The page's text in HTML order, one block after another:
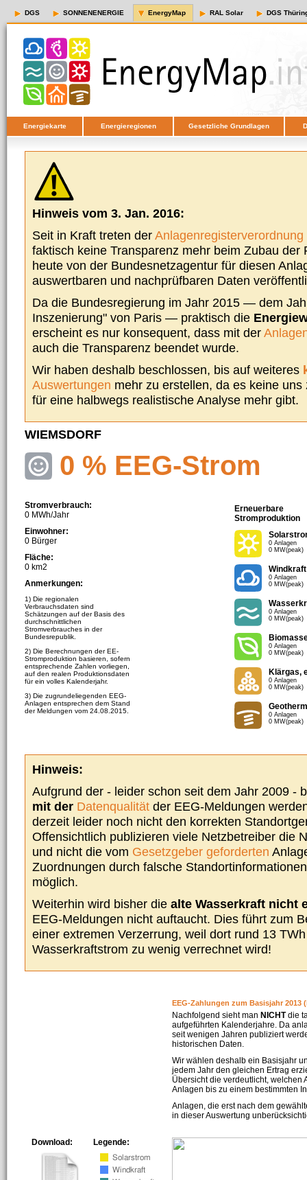
DGS SONNENENERGIE EnergyMap RAL Solar DGS
Energiekarte Energieregionen Gesetzliche Grundlagen
Hinweis vom 3. Jan. 2016:
Seit in Kraft treten derAnlagenregisterverordnung
faktisch keine Transparenz mehr beim Zubau der
heute von der Bundesnetzagentur für diesen
auswertbaren und nachprüfbaren Daten
Da die Bundesregierung im Jahr 2015 — dem
Inszenierung" von Paris — praktisch die
erscheint es nur konsequent, dass mit der
auch die Transparenz beendet wurde.
Wir haben deshalb beschlossen, bis auf weiteres
Auswertungen mehr zu erstellen, da es keine
für eine halbwegs realistische Analyse mehr gibt.
WIEMSDORF
0 % EEG-Strom
Stromverbrauch:
0 MWh/Jahr
Einwohner:
0 Bürger
Fläche:
0 km2
Anmerkungen:
1) Die regionalen
Verbrauchsdaten sind
Schätzungen auf der Basis des
durchschnittlichen
Stromverbrauches in der
Bundesrepublik.
2) Die Berechnungen der EE-
Stromproduktion basieren, sofern
entsprechende Zahlen vorliegen,
auf den realen Produktionsdaten
für ein volles Kalenderjahr.
3) Die zugrundeliegenden EEG-
Anlagen entsprechen dem Stand
der Meldungen vom 24.08.2015.
Erneuerbare
Stromproduktion
0 Anlagen
0 MW(peak)
Windkraft
0 Anlagen
0 MW(peak)
0 Anlagen
0 MW(peak)
0 Anlagen
0 MW(peak)
Klärgas,
0 Anlagen
0 MW(peak)
0 Anlagen
0 MW(peak)
Hinweis:
Aufgrund der - leider schon seit dem Jahr 2009 -
mit der Datenqualität der EEG-Meldungen
derzeit leider noch nicht den korrekten
Offensichtlich publizieren viele Netzbetreiber die
und nicht die vom Gesetzgeber geforderten
Zuordnungen durch falsche
möglich.
Weiterhin wird bisher die alte Wasserkraft nicht
EEG-Meldungen nicht auftaucht. Dies führt zum
einer extremen Verzerrung, weil dort rund 13
Wasserkraftstrom zu wenig verrechnet wird!
EEG-Zahlungen zum Basisjahr 2013
Nachfolgend sieht man NICHTdie
aufgeführten Kalenderjahre. Da
seit wenigen Jahren publiziert
historischen Daten.
Wir wählen deshalb ein Basisjahr
jedem Jahr den gleichen Ertrag
Übersicht die verdeutlicht, welchen
Anlagen bis zu einem bestimmten
Anlagen, die erst nach dem
in dieser Auswertung
Legende:
Download: